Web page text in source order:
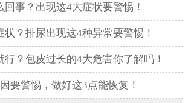
事？出现这4大症状要警惕！
？排尿出现这4种异常要警惕！
？包皮过长的4大危害你了解吗！
要警惕，做好这3点能恢复！